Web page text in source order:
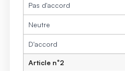
Pas d'accord
Neutre
D'accord
Article n°2